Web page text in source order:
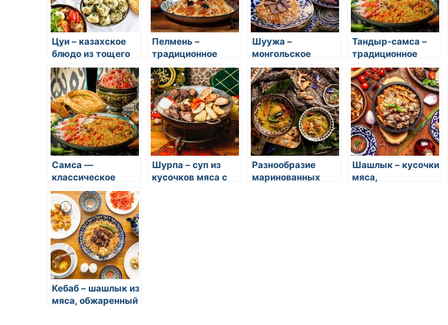
Цуи – казахское
блюдо из тощего
коровьего мяса,
натертого на
терке
Пелмень –
традиционное
восточное блюдо
из нескольких
видов мяса,
завернутое в
тонкое тесто
Шуужа –
монгольское
блюдо из кусочков
мяса, обжаренных
на сковороде
Тандыр-самса –
традиционное
узбекское блюдо
из тонкого
слоенного теста с
начинкой из мяса и
специй
Самса —
классическое
восточное блюдо
Шурпа – суп из
кусочков мяса с
Разнообразие
маринованных
Шашлык – кусочки
мяса,
Кебаб – шашлык из
мяса, обжаренный